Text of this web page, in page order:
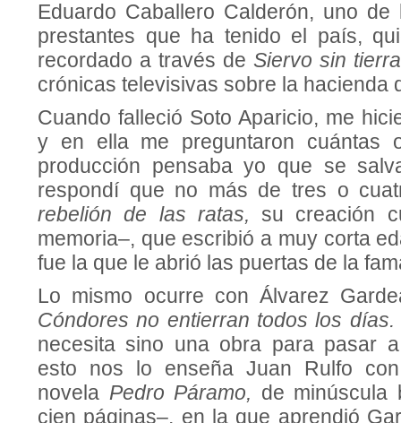
Eduardo Caballero Calderón, uno
prestantes que ha tenido el país,
recordado a través de Siervo sin
crónicas televisivas sobre la hacienda
Cuando falleció Soto Aparicio, me
y en ella me preguntaron cuántas
producción pensaba yo que se
respondí que no más de tres o
rebelión de las ratas, su creación
memoria–, que escribió a muy corta
fue la que le abrió las puertas de la
Lo mismo ocurre con Álvarez
Cóndores no entierran todos los días.
necesita sino una obra para pasar
esto nos lo enseña Juan Rulfo
novela Pedro Páramo, de minúscula
cien páginas–, en la que aprendió